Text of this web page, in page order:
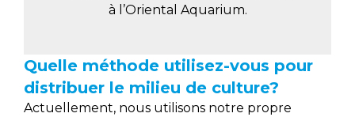
à l’Oriental Aquarium.
Quelle méthode utilisez-vous pour
distribuer le milieu de culture?
Actuellement, nous utilisons notre propre